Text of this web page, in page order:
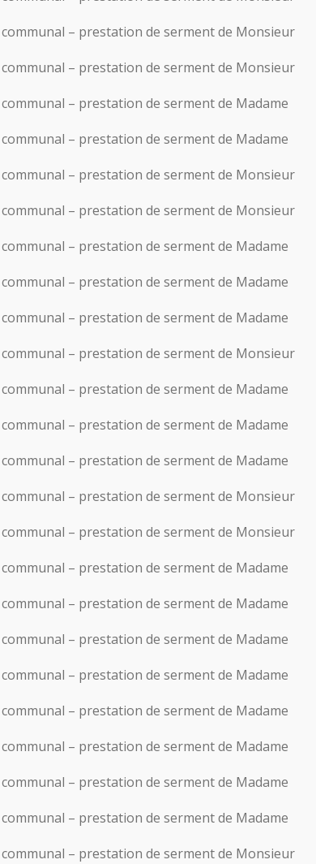
– prestation de serment de Monsieur
– prestation de serment de Monsieur
– prestation de serment de Madame
– prestation de serment de Madame
– prestation de serment de Monsieur
– prestation de serment de Monsieur
– prestation de serment de Madame
– prestation de serment de Madame
– prestation de serment de Madame
– prestation de serment de Monsieur
– prestation de serment de Madame
– prestation de serment de Madame
– prestation de serment de Madame
– prestation de serment de Monsieur
– prestation de serment de Monsieur
– prestation de serment de Madame
– prestation de serment de Madame
– prestation de serment de Madame
– prestation de serment de Madame
– prestation de serment de Madame
– prestation de serment de Madame
– prestation de serment de Madame
– prestation de serment de Madame
– prestation de serment de Monsieur